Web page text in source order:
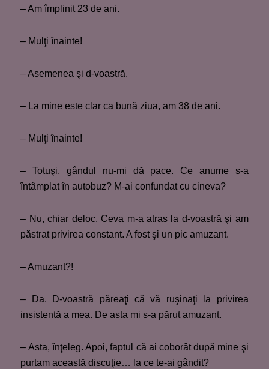
– Am împlinit 23 de ani.
– Mulţi înainte!
– Asemenea şi d-voastră.
– La mine este clar ca bună ziua, am 38 de ani.
– Mulţi înainte!
– Totuşi, gândul nu-mi dă pace. Ce anume s-a
întâmplat în autobuz? M-ai confundat cu cineva?
– Nu, chiar deloc. Ceva m-a atras la d-voastră şi am
păstrat privirea constant. A fost şi un pic amuzant.
– Amuzant?!
– Da. D-voastră păreaţi că vă ruşinaţi la privirea
insistentă a mea. De asta mi s-a părut amuzant.
– Asta, înţeleg. Apoi, faptul că ai coborât după mine şi
purtam această discuţie… la ce te-ai gândit?